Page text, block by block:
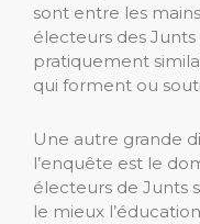
sont entre les
électeurs des
pratiquement
qui forment ou
Une autre grande
l’enquête est le
électeurs de Junts
le mieux